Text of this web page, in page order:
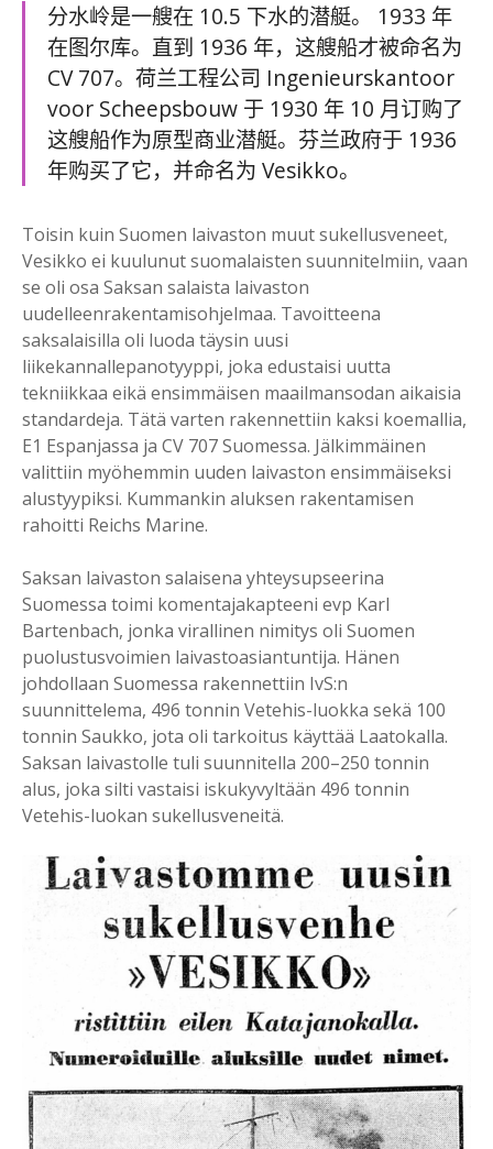
分水岭是一艘在 10.5 下水的潜艇。 1933 年
在图尔库。直到 1936 年，这艘船才被命名为
CV 707。荷兰工程公司 Ingenieurskantoor
voor Scheepsbouw 于 1930 年 10 月订购了
这艘船作为原型商业潜艇。芬兰政府于 1936
年购买了它，并命名为 Vesikko。
Toisin kuin Suomen laivaston muut sukellusveneet,
Vesikko ei kuulunut suomalaisten suunnitelmiin, vaan
se oli osa Saksan salaista laivaston
uudelleenrakentamisohjelmaa. Tavoitteena
saksalaisilla oli luoda täysin uusi
liikekannallepanotyyppi, joka edustaisi uutta
tekniikkaa eikä ensimmäisen maailmansodan aikaisia
standardeja. Tätä varten rakennettiin kaksi koemallia,
E1 Espanjassa ja CV 707 Suomessa. Jälkimmäinen
valittiin myöhemmin uuden laivaston ensimmäiseksi
alustyypiksi. Kummankin aluksen rakentamisen
rahoitti Reichs Marine.
Saksan laivaston salaisena yhteysupseerina
Suomessa toimi komentajakapteeni evp Karl
Bartenbach, jonka virallinen nimitys oli Suomen
puolustusvoimien laivastoasiantuntija. Hänen
johdollaan Suomessa rakennettiin IvS:n
suunnittelema, 496 tonnin Vetehis-luokka sekä 100
tonnin Saukko, jota oli tarkoitus käyttää Laatokalla.
Saksan laivastolle tuli suunnitella 200–250 tonnin
alus, joka silti vastaisi iskukyvyltään 496 tonnin
Vetehis-luokan sukellusveneitä.